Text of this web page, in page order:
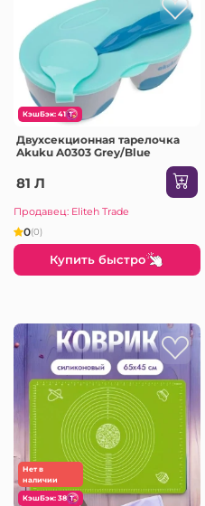
КэшБэк: 41
Двухсекционная тарелочка
Akuku A0303 Grey/Blue
81 Л
Продавец: Eliteh Trade
0(0)
Купить быстро
Нет в
наличии
КэшБэк: 38